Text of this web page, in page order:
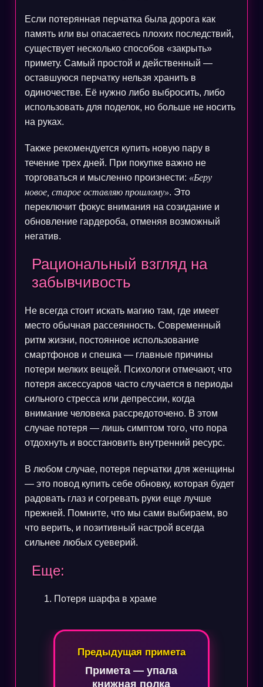
Если потерянная перчатка была дорога как
память или вы опасаетесь плохих последствий,
существует несколько способов «закрыть»
примету. Самый простой и действенный —
оставшуюся перчатку нельзя хранить в
одиночестве. Её нужно либо выбросить, либо
использовать для поделок, но больше не носить
на руках.
Также рекомендуется купить новую пару в
течение трех дней. При покупке важно не
торговаться и мысленно произнести: «Беру
новое, старое оставляю прошлому». Это
переключит фокус внимания на созидание и
обновление гардероба, отменяя возможный
негатив.
Рациональный взгляд на
забывчивость
Не всегда стоит искать магию там, где имеет
место обычная рассеянность. Современный
ритм жизни, постоянное использование
смартфонов и спешка — главные причины
потери мелких вещей. Психологи отмечают, что
потеря аксессуаров часто случается в периоды
сильного стресса или депрессии, когда
внимание человека рассредоточено. В этом
случае потеря — лишь симптом того, что пора
отдохнуть и восстановить внутренний ресурс.
В любом случае, потеря перчатки для женщины
— это повод купить себе обновку, которая будет
радовать глаз и согревать руки еще лучше
прежней. Помните, что мы сами выбираем, во
что верить, и позитивный настрой всегда
сильнее любых суеверий.
Еще:
Потеря шарфа в храме
Навигация
Предыдущая примета
Примета — упала
книжная полка